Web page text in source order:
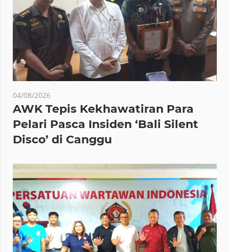
04/08/2026
AWK Tepis Kekhawatiran Para
Pelari Pasca Insiden ‘Bali Silent
Disco’ di Canggu